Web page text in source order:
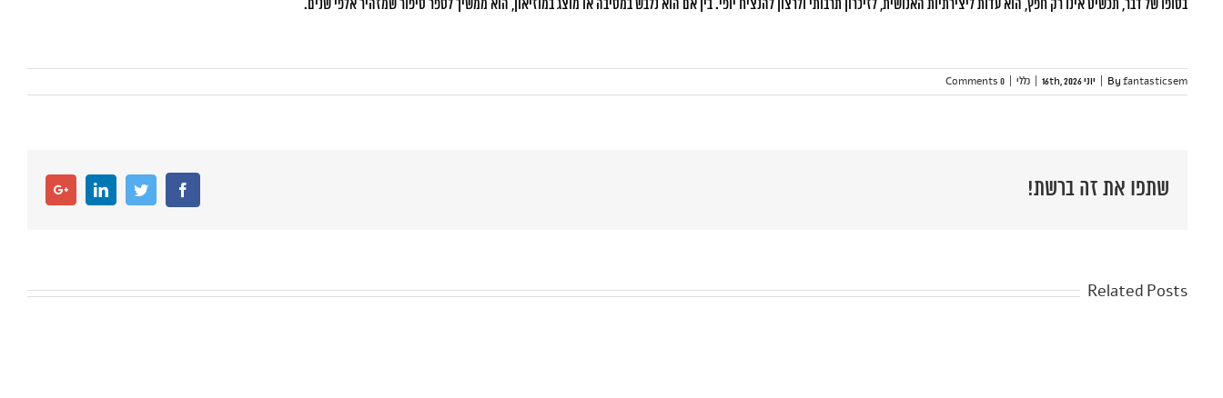
בסופו של דבר, תכשיט אינו רק חפץ, הוא עדות ליצירתיות האנושית, לזיכרון תרבותי ולרצון להנציח יופי. בין אם הוא נלבש במסיבה או מוצג במוזיאון, הוא ממשיך לספר סיפור שמזהיר אלפי שנים.
By fantasticsem יוני 16th, 2026 כללי 0 Comments
שתפו את זה ברשת! Facebook
Twitter
LinkedIn
Google+
Related Posts